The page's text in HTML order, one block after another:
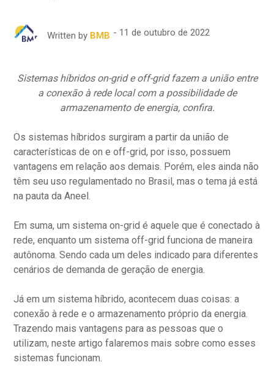
Written by BMB 11 de outubro de 2022
Sistemas híbridos on-grid e off-grid fazem a união entre
a conexão à rede local com a possibilidade de
armazenamento de energia, confira.
Os sistemas híbridos surgiram a partir da união de
características de on e off-grid, por isso, possuem
vantagens em relação aos demais. Porém, eles ainda não
têm seu uso regulamentado no Brasil, mas o tema já está
na pauta da Aneel.
Em suma, um sistema on-grid é aquele que é conectado à
rede, enquanto um sistema off-grid funciona de maneira
autônoma. Sendo cada um deles indicado para diferentes
cenários de demanda de geração de energia.
Já em um sistema híbrido, acontecem duas coisas: a
conexão à rede e o armazenamento próprio da energia.
Trazendo mais vantagens para as pessoas que o
utilizam, neste artigo falaremos mais sobre como esses
sistemas funcionam.